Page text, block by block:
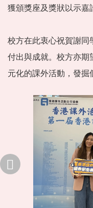
獲頒獎座及獎狀以示嘉
校方在此衷心祝賀謝
付出與成就。校方亦
元化的課外活動，發掘